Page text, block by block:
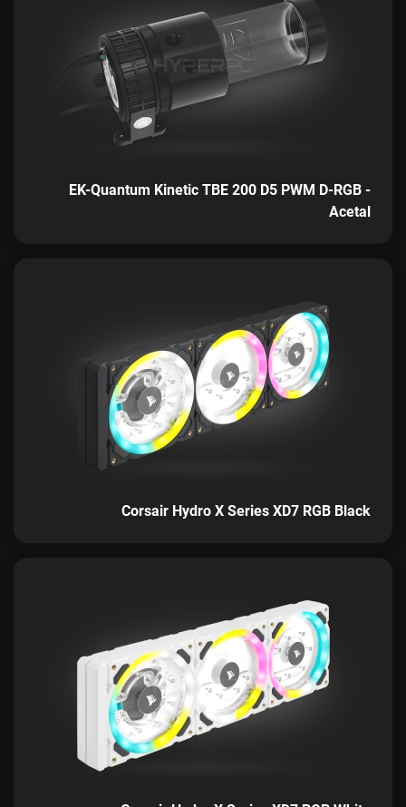
EK-Quantum Kinetic TBE 200 D5 PWM D-RGB -
Acetal
Corsair Hydro X Series XD7 RGB Black